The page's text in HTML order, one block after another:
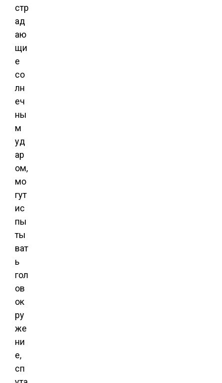
стр
ад
аю
щи
е
со
лн
еч
ны
м
уд
ар
ом,
мо
гут
ис
пы
ты
ват
ь
гол
ов
ок
ру
же
ни
е,
сп